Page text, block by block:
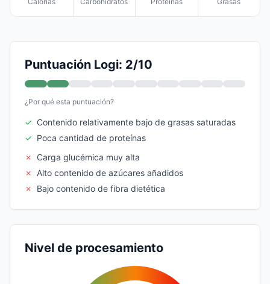
Puntuación Logi: 2/10
¿Por qué esta puntuación?
✓ Contenido relativamente bajo de grasas saturadas
✓ Poca cantidad de proteínas
✗
Carga glucémica muy alta
✗
Alto contenido de azúcares añadidos
✗
Bajo contenido de fibra dietética
Nivel de procesamiento